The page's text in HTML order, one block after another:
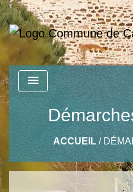
menu
ACCUEIL/